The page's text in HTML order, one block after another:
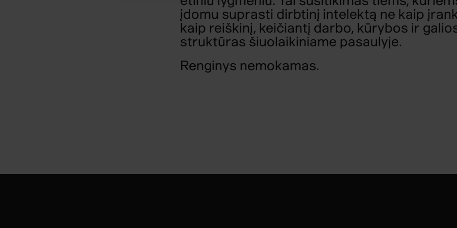
įdomu suprasti dirbtinį intelektą ne kaip
kaip reiškinį, keičiantį darbo, kūrybos ir
struktūras šiuolaikiniame pasaulyje.
Renginys nemokamas.